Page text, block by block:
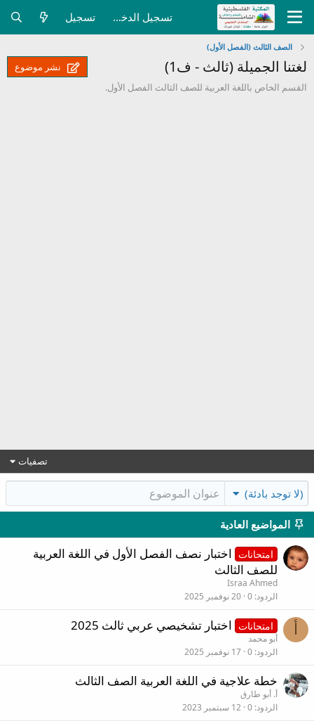
تسجيل الدخول تسجيل
الصف الثالث (الفصل الأول)
لغتنا الجميلة (ثالث - ف1)
نشر موضوع
القسم الخاص باللغة العربية للصف الثالث الفصل الأول.
تصفيات
(لا توجد بادئة)
المواضيع العادية
امتحانات اختبار نصف الفصل الأول في اللغة العربية
للصف الثالث
Israa Ahmed
الردود 0 20 نوفمبر 2025
أ امتحانات اختبار تشخيصي عربي ثالث 2025
أبو محمد
الردود 0 17 نوفمبر 2025
خطة علاجية في اللغة العربية الصف الثالث
أ. أبو طارق
الردود 0 12 سبتمبر 2023